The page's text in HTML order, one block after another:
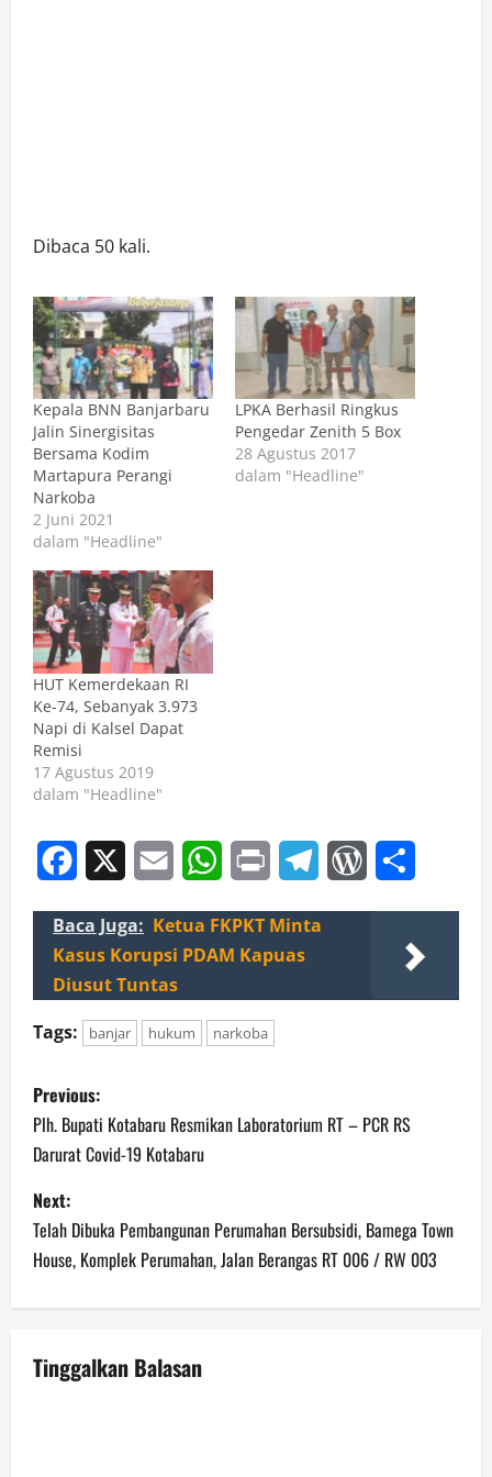
Dibaca 50 kali.
Kepala BNN Banjarbaru
Jalin Sinergisitas
Bersama Kodim
Martapura Perangi
Narkoba
2 Juni 2021
dalam "Headline"
LPKA Berhasil Ringkus
Pengedar Zenith 5 Box
28 Agustus 2017
dalam "Headline"
HUT Kemerdekaan RI
Ke-74, Sebanyak 3.973
Napi di Kalsel Dapat
Remisi
17 Agustus 2019
dalam "Headline"
Facebook Email WhatsApp
Print TelegramWordPress
Baca Juga: Ketua FKPKT Minta
Kasus Korupsi PDAM Kapuas
Diusut Tuntas
Tags:
banjar hukum narkoba
P
o
s
t
n
a
v
Previous:
Plh. Bupati Kotabaru Resmikan Laboratorium RT – PCR RS
Darurat Covid-19 Kotabaru
Next:
Telah Dibuka Pembangunan Perumahan Bersubsidi, Bamega Town
House, Komplek Perumahan, Jalan Berangas RT 006 / RW 003
Tinggalkan Balasan